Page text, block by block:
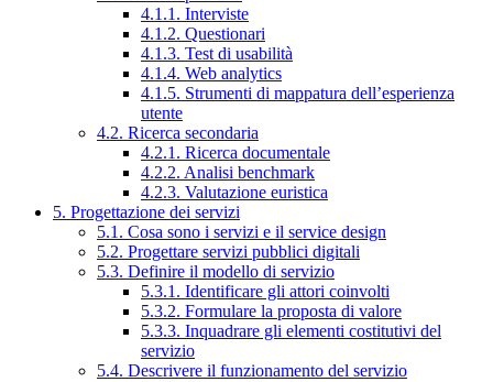
4.1.1. Interviste
4.1.2. Questionari
4.1.3. Test di usabilità
4.1.4. Web analytics
4.1.5. Strumenti di mappatura dell’esperienza
utente
4.2. Ricerca secondaria
4.2.1. Ricerca documentale
4.2.2. Analisi benchmark
4.2.3. Valutazione euristica
5. Progettazione dei servizi
5.1. Cosa sono i servizi e il service design
5.2. Progettare servizi pubblici digitali
5.3. Definire il modello di servizio
5.3.1. Identificare gli attori coinvolti
5.3.2. Formulare la proposta di valore
5.3.3. Inquadrare gli elementi costitutivi del
servizio
5.4. Descrivere il funzionamento del servizio